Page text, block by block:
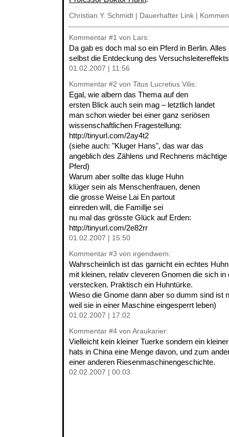
Christian Y. Schmidt | Dauerhafter Link
Kommentar #1 von Lars:
Da gab es doch mal so ein Pferd in Berlin.
selbst die Entdeckung des
01.02.2007 | 11:56
Kommentar #2 von Titus Lucretius Vilis:
Egal, wie albern das Thema auf den
ersten Blick auch sein mag – letztlich landet
man schon wieder bei einer ganz seriösen
wissenschaftlichen Fragestellung:
http://tinyurl.com/2ay4t2
(siehe auch: "Kluger Hans", das war das
angeblich des Zählens und Rechnens mächtige
Pferd)
Warum aber sollte das kluge Huhn
klüger sein als Menschenfrauen, denen
die grosse Weise Lai En partout
einreden will, die Famillje sei
nu mal das grösste Glück auf Erden:
http://tinyurl.com/2e82rr
01.02.2007 | 15:50
Kommentar #3 von irgendwem:
Wahrscheinlich ist das garnicht ein echtes
mit kleinen, relativ cleveren Gnomen die sich in
verstecken. Praktisch ein Huhntürke.
Wieso die Gnome dann aber so dumm sind ist
weil sie in einer Maschine eingesperrt leben)
01.02.2007 | 17:02
Kommentar #4 von Araukarier:
Vielleicht kein kleiner Tuerke sondern ein
hats in China eine Menge davon, und zum
einer anderen Riesenmaschinengeschichte.
02.02.2007 | 00:03